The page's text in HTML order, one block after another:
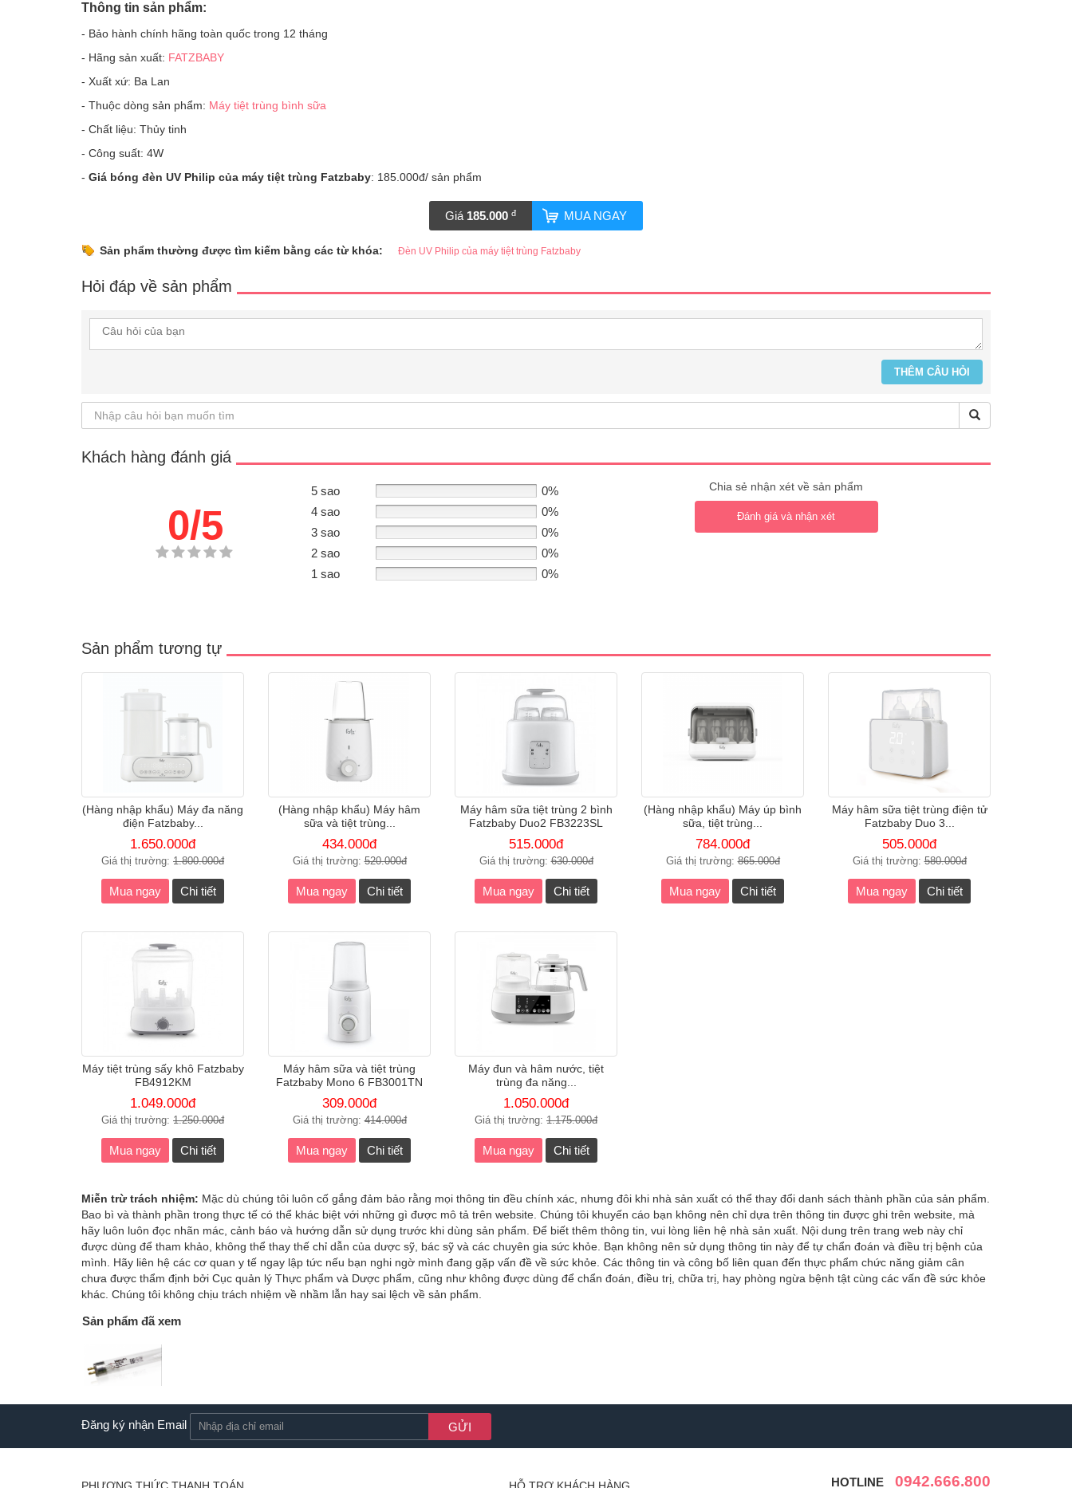
Thông tin sản phẩm:
- Bảo hành chính hãng toàn quốc trong 12 tháng
- Hãng sản xuất: FATZBABY
- Xuất xứ: Ba Lan
- Thuộc dòng sản phẩm: Máy tiệt trùng bình sữa
- Chất liệu: Thủy tinh
- Công suất: 4W
- Giá bóng đèn UV Philip của máy tiệt trùng Fatzbaby: 185.000đ/ sản phẩm
Giá 185.000 đ MUA NGAY
Sản phẩm thường được tìm kiếm bằng các từ khóa: Đèn UV Philip của máy tiệt trùng Fatzbaby
Hỏi đáp về sản phẩm
Khách hàng đánh giá
0/5
5 sao
0%
4 sao
0%
3 sao
0%
2 sao
0%
1 sao
0%
Chia sẻ nhận xét về sản phẩm
Đánh giá và nhận xét
Sản phẩm tương tự
(Hàng nhập khẩu) Máy đa năng
điện Fatzbaby...
1.650.000đ
Giá thị trường: 1.800.000đ
Mua ngay Chi tiết
(Hàng nhập khẩu) Máy hâm
sữa và tiệt trùng...
434.000đ
Giá thị trường:520.000đ
Mua ngay Chi tiết
Máy hâm sữa tiệt trùng 2 bình
Fatzbaby Duo2 FB3223SL
515.000đ
Giá thị trường:630.000đ
Mua ngay Chi tiết
(Hàng nhập khẩu) Máy úp bình
sữa, tiệt trùng...
784.000đ
Giá thị trường:865.000đ
Mua ngay Chi tiết
Máy hâm sữa tiệt trùng điện tử
Fatzbaby Duo 3...
505.000đ
Giá thị trường:580.000đ
Mua ngay Chi tiết
Máy tiệt trùng sấy khô Fatzbaby
FB4912KM
1.049.000đ
Giá thị trường: 1.250.000đ
Mua ngay Chi tiết
Máy hâm sữa và tiệt trùng
Fatzbaby Mono 6 FB3001TN
309.000đ
Giá thị trường:414.000đ
Mua ngay Chi tiết
Máy đun và hâm nước, tiệt
trùng đa năng...
1.050.000đ
Giá thị trường: 1.175.000đ
Mua ngay Chi tiết
Miễn trừ trách nhiệm: Mặc dù chúng tôi luôn cố gắng đảm bảo rằng mọi thông tin đều chính xác, nhưng đôi khi nhà sản xuất có thể thay đổi danh sách thành phần của sản phẩm.
Bao bì và thành phần trong thực tế có thể khác biệt với những gì được mô tả trên website. Chúng tôi khuyến cáo bạn không nên chỉ dựa trên thông tin được ghi trên website, mà
hãy luôn luôn đọc nhãn mác, cảnh báo và hướng dẫn sử dụng trước khi dùng sản phẩm. Để biết thêm thông tin, vui lòng liên hệ nhà sản xuất. Nội dung trên trang web này chỉ
được dùng để tham khảo, không thể thay thế chỉ dẫn của dược sỹ, bác sỹ và các chuyên gia sức khỏe. Bạn không nên sử dụng thông tin này để tự chẩn đoán và điều trị bệnh của
mình. Hãy liên hệ các cơ quan y tế ngay lập tức nếu bạn nghi ngờ mình đang gặp vấn đề về sức khỏe. Các thông tin và công bố liên quan đến thực phẩm chức năng giảm cân
chưa được thẩm định bởi Cục quản lý Thực phẩm và Dược phẩm, cũng như không được dùng để chẩn đoán, điều trị, chữa trị, hay phòng ngừa bệnh tật cùng các vấn đề sức khỏe
khác. Chúng tôi không chịu trách nhiệm về nhầm lẫn hay sai lệch về sản phẩm.
Sản phẩm đã xem
Đăng ký nhận Email
PHƯƠNG THỨC THANH TOÁN HỖ TRỢ KHÁCH HÀNG HOTLINE 0942.666.800